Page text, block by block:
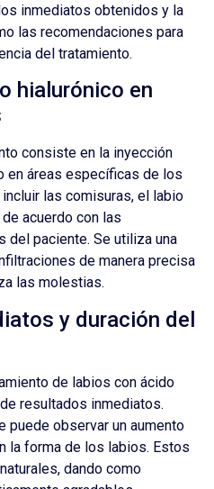
inmediatos obtenidos y la
las recomendaciones para
del tratamiento.
hialurónico en
consiste en la inyección
en áreas específicas de los
las comisuras, el labio
acuerdo con las
del paciente. Se utiliza una
de manera precisa
las molestias.
y duración del
de labios con ácido
resultados inmediatos.
puede observar un aumento
la forma de los labios. Estos
dando como